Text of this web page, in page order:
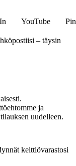
YouTube
– täysin
ja
uudelleen.
keittiövarastosi